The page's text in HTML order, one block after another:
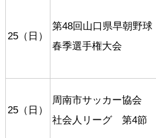
25（日）
第48回山口県早朝野球
春季選手権大会
25（日）
周南市サッカー協会
社会人リーグ 第4節